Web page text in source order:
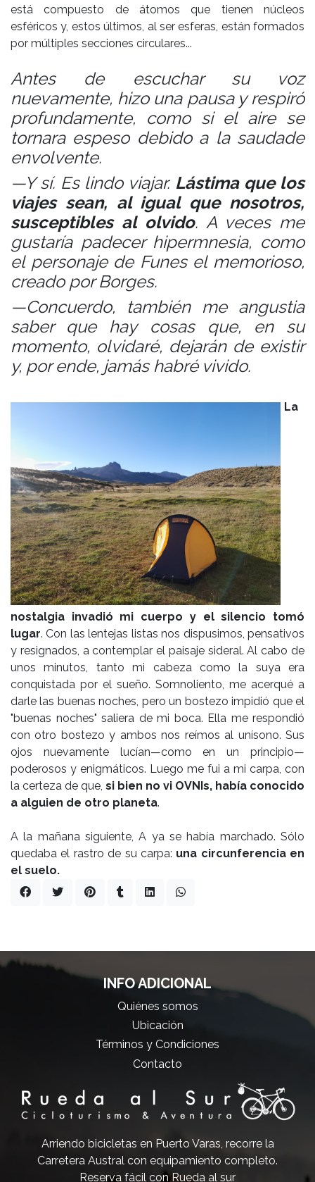
está compuesto de átomos que tienen núcleos
esféricos y, estos últimos, al ser esferas, están formados
por múltiples secciones circulares...
Antes de escuchar su voz
nuevamente, hizo una pausa y respiró
profundamente, como si el aire se
tornara espeso debido a la saudade
envolvente.
—Y sí. Es lindo viajar. Lástima que los
viajes sean, al igual que nosotros,
susceptibles al olvido. A veces me
gustaría padecer hipermnesia, como
el personaje de Funes el memorioso,
creado por Borges.
—Concuerdo, también me angustia
saber que hay cosas que, en su
momento, olvidaré, dejarán de existir
y, por ende, jamás habré vivido.
La
nostalgia invadió mi cuerpo y el silencio tomó
lugar. Con las lentejas listas nos dispusimos, pensativos
y resignados, a contemplar el paisaje sideral. Al cabo de
unos minutos, tanto mi cabeza como la suya era
conquistada por el sueño. Somnoliento, me acerqué a
darle las buenas noches, pero un bostezo impidió que el
"buenas noches" saliera de mi boca. Ella me respondió
con otro bostezo y ambos nos reímos al unísono. Sus
ojos nuevamente lucían—como en un principio—
poderosos y enigmáticos. Luego me fui a mi carpa, con
la certeza de que, si bien no vi OVNIs, había conocido
a alguien de otro planeta.
A la mañana siguiente, A ya se había marchado. Sólo
quedaba el rastro de su carpa: una circunferencia en
el suelo.
INFO ADICIONAL
Quiénes somos
Ubicación
Términos y Condiciones
Contacto
Arriendo bicicletas en Puerto Varas, recorre la
Carretera Austral con equipamiento completo.
Reserva fácil con Rueda al sur